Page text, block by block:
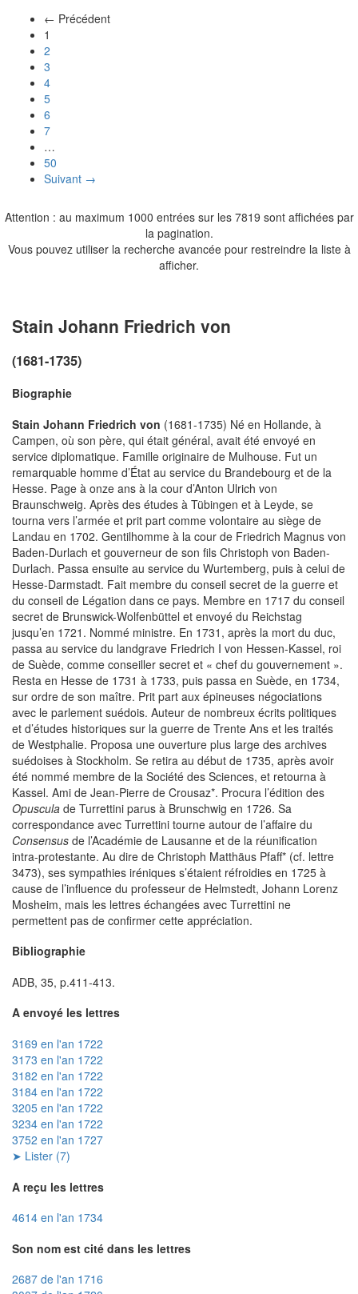
← Précédent
1
2
3
4
5
6
7
…
50
Suivant →
Attention : au maximum 1000 entrées sur les 7819 sont affichées par
la pagination.
Vous pouvez utiliser la recherche avancée pour restreindre la liste à
afficher.
Stain Johann Friedrich von
(1681-1735)
Biographie
Stain Johann Friedrich von (1681-1735) Né en Hollande, à
Campen, où son père, qui était général, avait été envoyé en
service diplomatique. Famille originaire de Mulhouse. Fut un
remarquable homme d’État au service du Brandebourg et de la
Hesse. Page à onze ans à la cour d’Anton Ulrich von
Braunschweig. Après des études à Tübingen et à Leyde, se
tourna vers l’armée et prit part comme volontaire au siège de
Landau en 1702. Gentilhomme à la cour de Friedrich Magnus von
Baden-Durlach et gouverneur de son fils Christoph von Baden-
Durlach. Passa ensuite au service du Wurtemberg, puis à celui de
Hesse-Darmstadt. Fait membre du conseil secret de la guerre et
du conseil de Légation dans ce pays. Membre en 1717 du conseil
secret de Brunswick-Wolfenbüttel et envoyé du Reichstag
jusqu’en 1721. Nommé ministre. En 1731, après la mort du duc,
passa au service du landgrave Friedrich I von Hessen-Kassel, roi
de Suède, comme conseiller secret et « chef du gouvernement ».
Resta en Hesse de 1731 à 1733, puis passa en Suède, en 1734,
sur ordre de son maître. Prit part aux épineuses négociations
avec le parlement suédois. Auteur de nombreux écrits politiques
et d’études historiques sur la guerre de Trente Ans et les traités
de Westphalie. Proposa une ouverture plus large des archives
suédoises à Stockholm. Se retira au début de 1735, après avoir
été nommé membre de la Société des Sciences, et retourna à
Kassel. Ami de Jean-Pierre de Crousaz*. Procura l’édition des
Opuscula de Turrettini parus à Brunschwig en 1726. Sa
correspondance avec Turrettini tourne autour de l’affaire du
Consensus de l’Académie de Lausanne et de la réunification
intra-protestante. Au dire de Christoph Matthäus Pfaff* (cf. lettre
3473), ses sympathies iréniques s’étaient réfroidies en 1725 à
cause de l’influence du professeur de Helmstedt, Johann Lorenz
Mosheim, mais les lettres échangées avec Turrettini ne
permettent pas de confirmer cette appréciation.
Bibliographie
ADB, 35, p.411-413.
A envoyé les lettres
3169 en l'an 1722
3173 en l'an 1722
3182 en l'an 1722
3184 en l'an 1722
3205 en l'an 1722
3234 en l'an 1722
3752 en l'an 1727
➤ Lister (7)
A reçu les lettres
4614 en l'an 1734
Son nom est cité dans les lettres
2687 de l'an 1716